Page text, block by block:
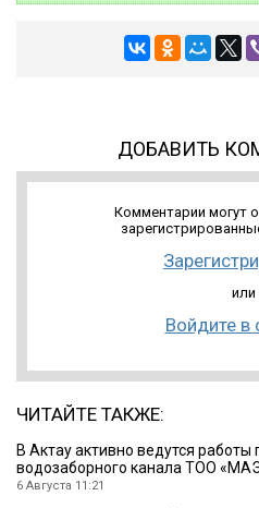
ДОБАВИТЬ
Комментарии могут
или
Войдите в
ЧИТАЙТЕ ТАКЖЕ:
В Актау активно ведутся работы
водозаборного канала ТОО
6 Августа 11:21